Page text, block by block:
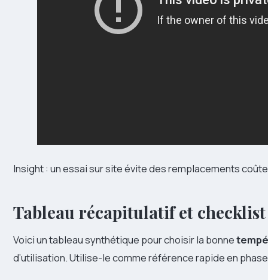
Insight : un essai sur site évite des remplacements
Tableau récapitulatif et
Voici un tableau synthétique pour choisir la bonne
d’utilisation. Utilise-le comme référence rapide en